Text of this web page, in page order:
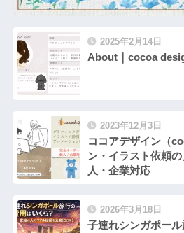
2025年2月14日
About｜cocoa
2023年12月3日
ココアデザイン（
ン・イラスト依頼
人・企業対応
2026年3月18日
子連れシンガポー